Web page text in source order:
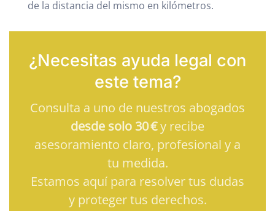
de la distancia del mismo en kilómetros.
¿Necesitas ayuda legal con
este tema?
Consulta a uno de nuestros abogados
desde solo 30 €y recibe
asesoramiento claro, profesional y a
tu medida.
Estamos aquí para resolver tus dudas
y proteger tus derechos.